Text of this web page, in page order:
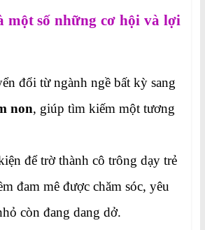
một số những cơ hội và lợi
đổi từ ngành ngề bất kỳ sang
non, giúp tìm kiếm một tương
để trờ thành cô trông dạy trẻ
đam mê được chăm sóc, yêu
còn đang dang dở.